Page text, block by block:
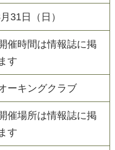
31日（日）
催時間は情報誌に掲
す
ーキングクラブ
催場所は情報誌に掲
す